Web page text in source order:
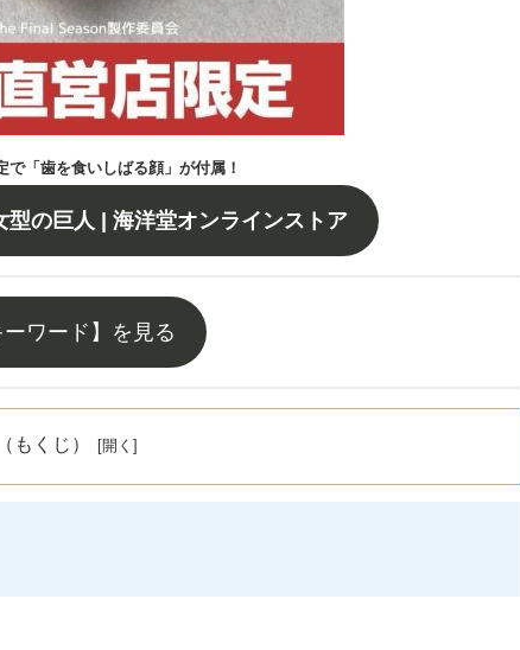
で「歯を食いしばる顔」が付属！
型の巨人 | 海洋堂オンラインストア
ーワード】を見る
もくじ）